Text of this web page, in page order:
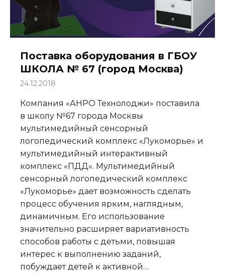
Поставка оборудования в ГБОУ
ШКОЛА № 67 (город Москва)
24.12.2018
Компания «АНРО Технолоджи» поставила
в школу №67 города Москвы
мультимедийный сенсорный
логопедический комплекс «Лукоморье» и
мультимедийный интерактивный
комплекс «ПДД». Мультимедийный
сенсорный логопедический комплекс
«Лукоморье» дает возможность сделать
процесс обучения ярким, наглядным,
динамичным. Его использование
значительно расширяет вариативность
способов работы с детьми, повышая
интерес к выполнению заданий,
побуждает детей к активной…